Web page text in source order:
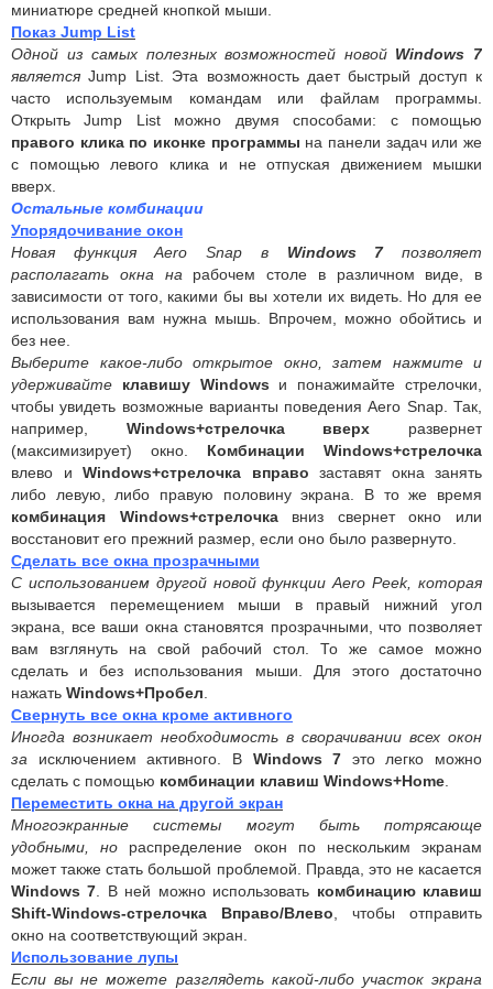
миниатюре средней кнопкой мыши.
Показ Jump List
Одной из самых полезных возможностей новой Windows 7
являетсяJump List. Эта возможность дает быстрый доступ к
часто используемым командам или файлам программы.
Открыть Jump List можно двумя способами: с помощью
правого клика по иконке программы на панели задач или же
с помощью левого клика и не отпуская движением мышки
вверх.
Остальные комбинации
Упорядочивание окон
Новая функция Aero Snap в Windows 7позволяет
располагать окна на рабочем столе в различном виде, в
зависимости от того, какими бы вы хотели их видеть. Но для ее
использования вам нужна мышь. Впрочем, можно обойтись и
без нее.
Выберите какое-либо открытое окно, затем нажмите и
удерживайте
клавишу Windows и понажимайте стрелочки,
чтобы увидеть возможные варианты поведения Aero Snap. Так,
например, Windows+стрелочка вверх развернет
(максимизирует) окно. Комбинации Windows+стрелочка
влево и Windows+стрелочка вправо заставят окна занять
либо левую, либо правую половину экрана. В то же время
комбинация Windows+стрелочкавниз свернет окно или
восстановит его прежний размер, если оно было развернуто.
Сделать все окна прозрачными
С использованием другой новой функции Aero Peek, которая
вызывается перемещением мыши в правый нижний угол
экрана, все ваши окна становятся прозрачными, что позволяет
вам взглянуть на свой рабочий стол. То же самое можно
сделать и без использования мыши. Для этого достаточно
нажать Windows+Пробел
Свернуть все окна кроме активного
Иногда возникает необходимость в сворачивании всех окон
за исключением активного. В Windows 7 это легко можно
сделать с помощью комбинации клавиш Windows+Home
Переместить окна на другой экран
Многоэкранные системы могут быть потрясающе
удобными, но распределение окон по нескольким экранам
может также стать большой проблемой. Правда, это не касается
Windows 7 . В ней можно использовать комбинацию клавиш
Shift-Windows-стрелочка Вправо/Влево , чтобы отправить
окно на соответствующий экран.
Использование лупы
Если вы не можете разглядеть какой-либо участок экрана